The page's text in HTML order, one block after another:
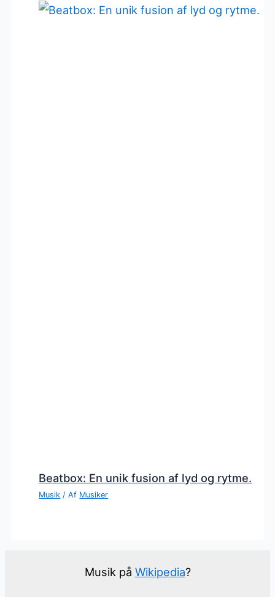
Beatbox: En unik fusion af lyd og rytme.
Musik / Af Musiker
Musik på Wikipedia?